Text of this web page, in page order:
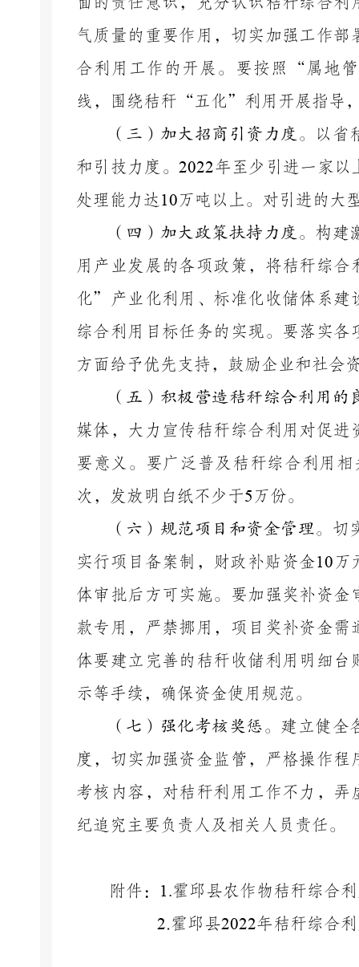
气质量的重要作用，切实加强工作
合利用工作的开展。要按照
“属地
线，围绕秸秆“五化”利用开展指导
（ 三 ）加大招商引资力度。
以省
和引技力度 。2022年至少引进一家以
处理能力达 10万吨以上。对引进的大
（ 四 ）加大政策扶持力度。 构建
用产业发展的各项政策，将秸秆综
化”产业化利用、标准化收储体系建
综合利用目标任务的实现。要落实
方面给予优先支持，鼓励企业和社会
（ 五 ）积极营造秸秆综合利用的
媒体，大力宣传秸秆综合利用对促进
要意义。要广泛普及秸秆综合利用
次，发放明白纸不少于5 万份。
（ 六）规范项目和资金管理。 切
实行项目备案制，财政补贴资金10 万
体审批后方可实施。要加强奖补资金
款专用，严禁挪用，项目奖补资金
体要建立完善的秸秆收储利用明细
示等手续，确保资金使用规范。
（七）强化考核奖惩。 建立健全
度，切实加强资金监管，严格操作
考核内容，对秸秆利用工作不力，
纪追究主要负责人及相关人员责任。
附件： 1.霍邱县农作物秸秆综合
2.霍邱县2022年秸秆综合